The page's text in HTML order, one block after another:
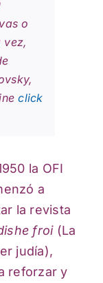
o
vez,
click
la OFI
a
la revista
froi(La
judía),
reforzar y